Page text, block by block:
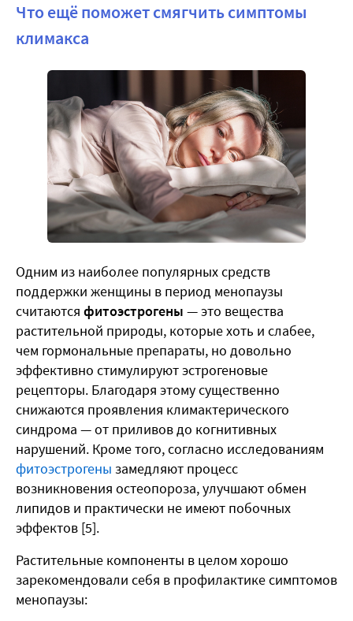
Что ещё поможет смягчить симптомы
климакса
Одним из наиболее популярных средств
поддержки женщины в период менопаузы
считаются фитоэстрогены — это вещества
растительной природы, которые хоть и слабее,
чем гормональные препараты, но довольно
эффективно стимулируют эстрогеновые
рецепторы. Благодаря этому существенно
снижаются проявления климактерического
синдрома — от приливов до когнитивных
нарушений. Кроме того, согласно исследованиям
фитоэстрогены замедляют процесс
возникновения остеопороза, улучшают обмен
липидов и практически не имеют побочных
эффектов [5].
Растительные компоненты в целом хорошо
зарекомендовали себя в профилактике симптомов
менопаузы: